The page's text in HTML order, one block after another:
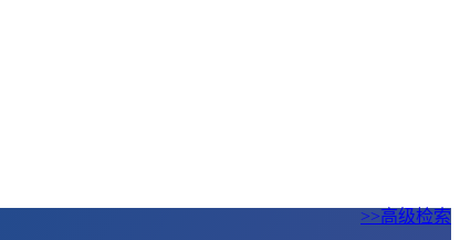
>>高级检索